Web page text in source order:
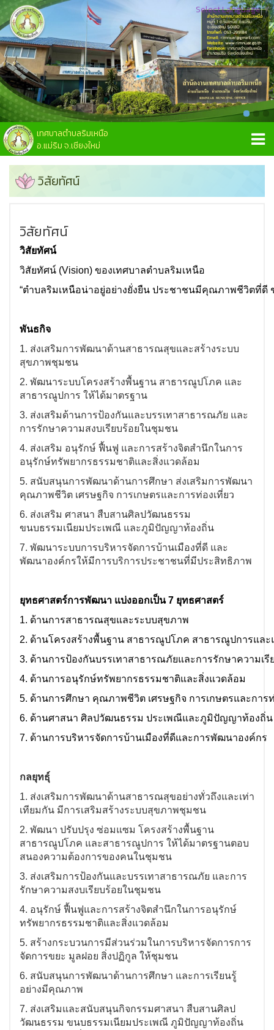
เทศบาลตำบลริมเหนือ
อ.แม่ริม จ.เชียงใหม่
Select Language▼
วิสัยทัศน์
วิสัยทัศน์
วิสัยทัศน์
วิสัยทัศน์ (Vision) ของเทศบาลตำบลริมเหนือ
“ตำบลริมเหนือน่าอยู่อย่างยั่งยืน ประชาชนมีคุณภาพชีวิตที่ดี
พันธกิจ
1. ส่งเสริมการพัฒนาด้านสาธารณสุขและสร้างระบบ
สุขภาพชุมชน
2. พัฒนาระบบโครงสร้างพื้นฐาน สาธารณูปโภค และ
สาธารณูปการ ให้ได้มาตรฐาน
3. ส่งเสริมด้านการป้องกันและบรรเทาสาธารณภัย และ
การรักษาความสงบเรียบร้อยในชุมชน
4. ส่งเสริม อนุรักษ์ ฟื้นฟู และการสร้างจิตสำนึกในการ
อนุรักษ์ทรัพยากรธรรมชาติและสิ่งแวดล้อม
5. สนับสนุนการพัฒนาด้านการศึกษา ส่งเสริมการพัฒนา
คุณภาพชีวิต เศรษฐกิจ การเกษตรและการท่องเที่ยว
6. ส่งเสริม ศาสนา สืบสานศิลปวัฒนธรรม
ขนบธรรมเนียมประเพณี และภูมิปัญญาท้องถิ่น
7. พัฒนาระบบการบริหารจัดการบ้านเมืองที่ดี และ
พัฒนาองค์กรให้มีการบริการประชาชนที่มีประสิทธิภาพ
ยุทธศาสตร์การพัฒนา แบ่งออกเป็น 7 ยุทธศาสตร์
1. ด้านการสาธารณสุขและระบบสุขภาพ
2. ด้านโครงสร้างพื้นฐาน สาธารณูปโภค สาธารณูปการและ
3. ด้านการป้องกันบรรเทาสาธารณภัยและการรักษาความเรี
4. ด้านการอนุรักษ์ทรัพยากรธรรมชาติและสิ่งแวดล้อม
5. ด้านการศึกษา คุณภาพชีวิต เศรษฐกิจ การเกษตรและการ
6. ด้านศาสนา ศิลปวัฒนธรรม ประเพณีและภูมิปัญญาท้องถิ่น
7. ด้านการบริหารจัดการบ้านเมืองที่ดีและการพัฒนาองค์กร
กลยุทธุ์
1. ส่งเสริมการพัฒนาด้านสาธารณสุขอย่างทั่วถึงและเท่า
เทียมกัน มีการเสริมสร้างระบบสุขภาพชุมชน
2. พัฒนา ปรับปรุง ซ่อมแซม โครงสร้างพื้นฐาน
สาธารณูปโภค และสาธารณูปการ ให้ได้มาตรฐานตอบ
สนองความต้องการของคนในชุมชน
3. ส่งเสริมการป้องกันและบรรเทาสาธารณภัย และการ
รักษาความสงบเรียบร้อยในชุมชน
4. อนุรักษ์ ฟื้นฟูและการสร้างจิตสำนึกในการอนุรักษ์
ทรัพยากรธรรมชาติและสิ่งแวดล้อม
5. สร้างกระบวนการมีส่วนร่วมในการบริหารจัดการการ
จัดการขยะ มูลฝอย สิ่งปฏิกูล ให้ชุมชน
6. สนับสนุนการพัฒนาด้านการศึกษา และการเรียนรู้
อย่างมีคุณภาพ
7. ส่งเสริมและสนับสนุนกิจกรรมศาสนา สืบสานศิลป
วัฒนธรรม ขนบธรรมเนียมประเพณี ภูมิปัญญาท้องถิ่น